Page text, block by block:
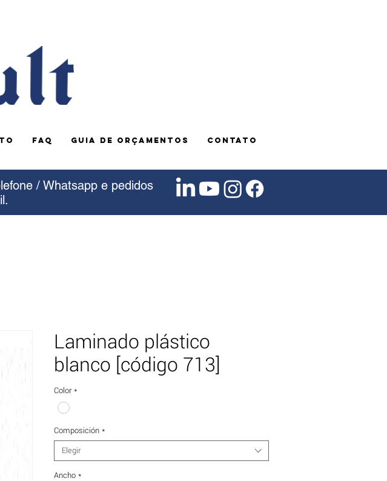
FAQ GUIA DE ORÇAMENTOS CONTATO
/ Whatsapp e pedidos
Laminado plástico
blanco [código 713]
Color *
Composición *
Elegir
Ancho *